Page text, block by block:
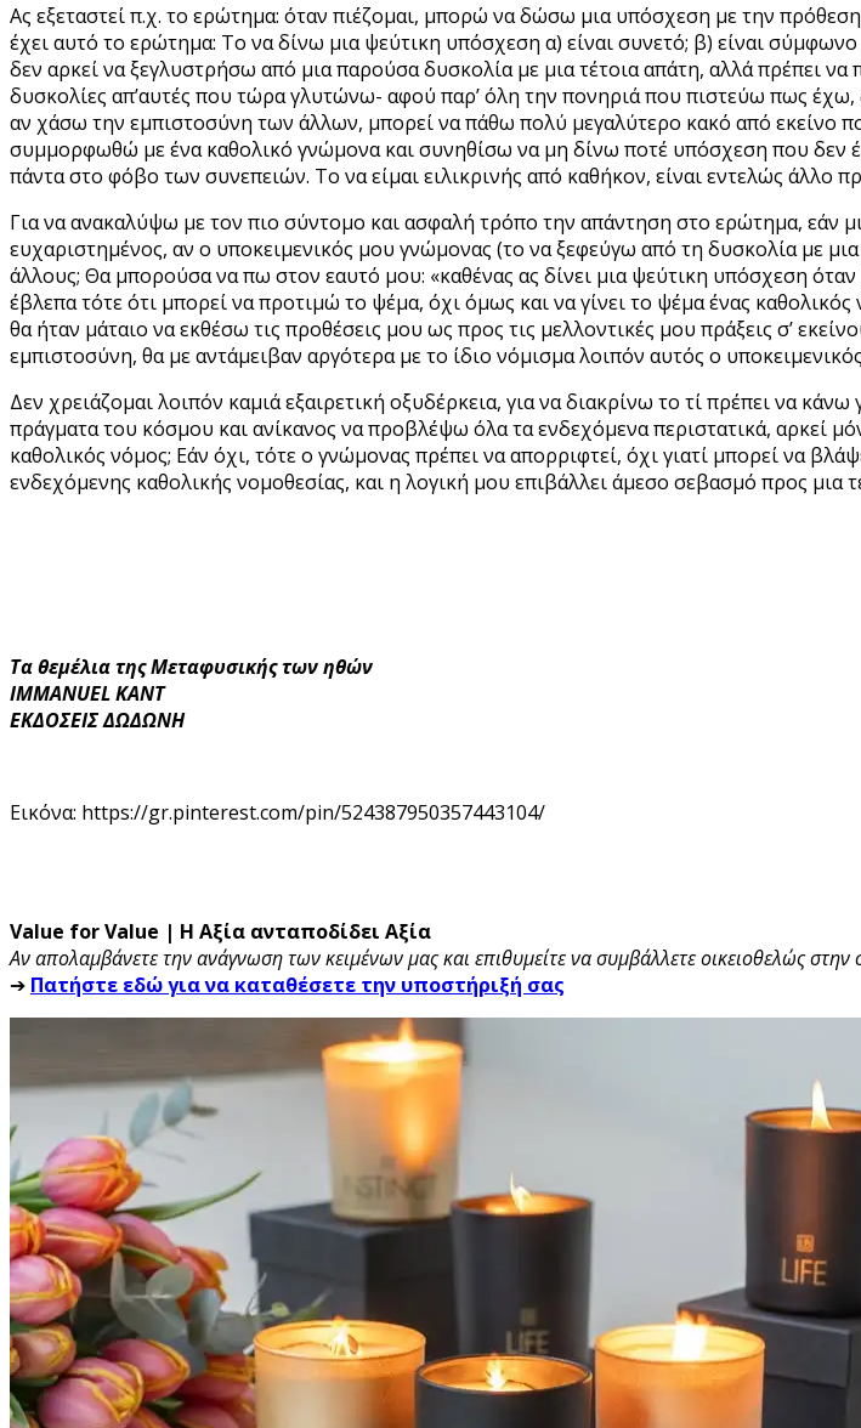
Ας εξεταστεί π.χ. το ερώτημα: όταν πιέζομαι, μπορώ να δώσω μια υπόσχεση με την
έχει αυτό το ερώτημα: Το να δίνω μια ψεύτικη υπόσχεση α) είναι συνετό; β) είναι
δεν αρκεί να ξεγλυστρήσω από μια παρούσα δυσκολία με μια τέτοια απάτη, αλλά πρέπει
δυσκολίες απ’αυτές που τώρα γλυτώνω- αφού παρ’ όλη την πονηριά που πιστεύω πως
αν χάσω την εμπιστοσύνη των άλλων, μπορεί να πάθω πολύ μεγαλύτερο κακό από
συμμορφωθώ με ένα καθολικό γνώμονα και συνηθίσω να μη δίνω ποτέ υπόσχεση που δεν
πάντα στο φόβο των συνεπειών. Το να είμαι ειλικρινής από καθήκον, είναι εντελώς άλλο
Για να ανακαλύψω με τον πιο σύντομο και ασφαλή τρόπο την απάντηση στο ερώτημα,
ευχαριστημένος, αν ο υποκειμενικός μου γνώμονας (το να ξεφεύγω από τη δυσκολία με
άλλους; Θα μπορούσα να πω στον εαυτό μου: «καθένας ας δίνει μια ψεύτικη υπόσχεση
έβλεπα τότε ότι μπορεί να προτιμώ το ψέμα, όχι όμως και να γίνει το ψέμα ένας
θα ήταν μάταιο να εκθέσω τις προθέσεις μου ως προς τις μελλοντικές μου πράξεις σ’
εμπιστοσύνη, θα με αντάμειβαν αργότερα με το ίδιο νόμισμα λοιπόν αυτός ο
Δεν χρειάζομαι λοιπόν καμιά εξαιρετική οξυδέρκεια, για να διακρίνω το τί πρέπει να
πράγματα του κόσμου και ανίκανος να προβλέψω όλα τα ενδεχόμενα περιστατικά, αρκεί
καθολικός νόμος; Εάν όχι, τότε ο γνώμονας πρέπει να απορριφτεί, όχι γιατί μπορεί να
ενδεχόμενης καθολικής νομοθεσίας, και η λογική μου επιβάλλει άμεσο σεβασμό προς μια
Τα θεμέλια της Μεταφυσικής των ηθών
IMMANUEL KANT
ΕΚΔΟΣΕΙΣ ΔΩΔΩΝΗ
Εικόνα: https://gr.pinterest.com/pin/524387950357443104/
Value for Value | Η Αξία ανταποδίδει Αξία
Αν απολαμβάνετε την ανάγνωση των κειμένων μας και επιθυμείτε να συμβάλλετε οικειοθελώς
➔ Πατήστε εδώ για να καταθέσετε την υποστήριξή σας